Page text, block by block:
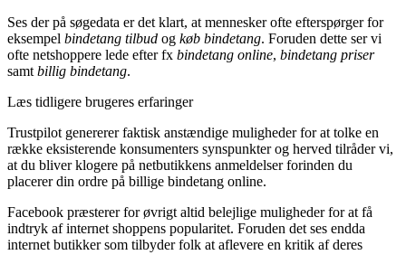
Ses der på søgedata er det klart, at mennesker ofte efterspørger for
eksempel bindetang tilbud og køb bindetang. Foruden dette ser vi
ofte netshoppere lede efter fx bindetang online, bindetang priser
samt billig bindetang.
Læs tidligere brugeres erfaringer
Trustpilot genererer faktisk anstændige muligheder for at tolke en
række eksisterende konsumenters synspunkter og herved tilråder vi,
at du bliver klogere på netbutikkens anmeldelser forinden du
placerer din ordre på billige bindetang online.
Facebook præsterer for øvrigt altid belejlige muligheder for at få
indtryk af internet shoppens popularitet. Foruden det ses endda
internet butikker som tilbyder folk at aflevere en kritik af deres